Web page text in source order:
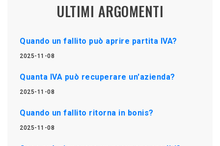
ULTIMI ARGOMENTI
Quando un fallito può aprire partita IVA?
2025-11-08
Quanta IVA può recuperare un'azienda?
2025-11-08
Quando un fallito ritorna in bonis?
2025-11-08